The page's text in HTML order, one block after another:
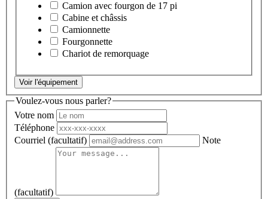
Camion avec fourgon de 17 pi
Cabine et châssis
Camionnette
Fourgonnette
Chariot de remorquage
Voir l'équipement
Voulez-vous nous parler?
Votre nom
Téléphone
Courriel (facultatif) Note
(facultatif)